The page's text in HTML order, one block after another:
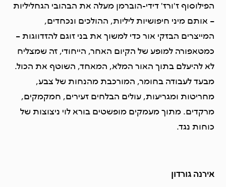
הפילוסוף ז'ורז' דידי-הוברמן מעלה את הבהובי הגחליליות
– אותם מיני חיפושיות ליליות, ההולכים ונכחדים,
המייצרים הבזקי אור כדי למשוך את בני זוגם להזדווגות –
כמטאפורה למופע של הקיום האחר, הייחודי, זה שמצליח
לא להיעלם בתוך האור המלא, המאחד, השוטף את הכול.
מבעד לעבודה בחומר, המורכבת מהנחות של צבע,
מחריטות ומגריעות, עולים הבלחים זעירים, חמקמקים,
מרקדים. מתוך מעמקים מופשטים בורא לוי ניצוצות של
כוחות נגד.
אירנה גורדון